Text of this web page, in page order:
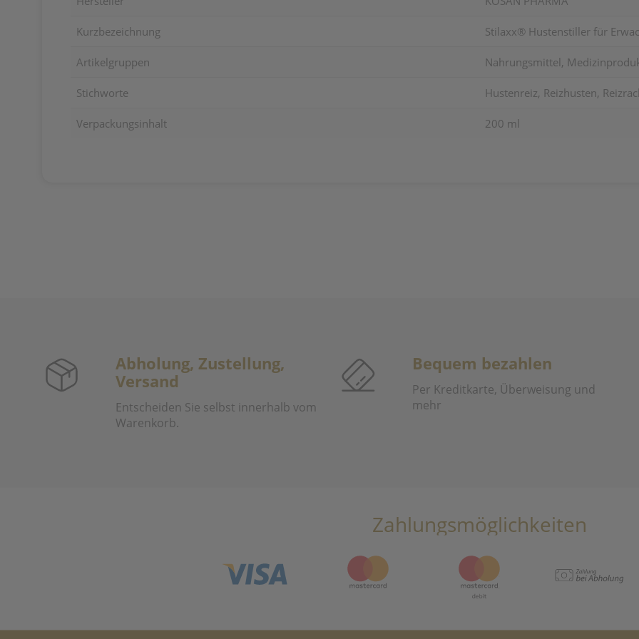
Kurzbezeichnung Stilaxx® Hustenstiller für
Artikelgruppen Nahrungsmittel,
Stichworte Hustenreiz, Reizhusten,
Verpackungsinhalt 200 ml
Abholung, Zustellung,
Versand
Entscheiden Sie selbst innerhalb vom
Warenkorb.
Bequem bezahlen
Per Kreditkarte, Überweisung und
mehr
Zahlungsmöglichkeiten